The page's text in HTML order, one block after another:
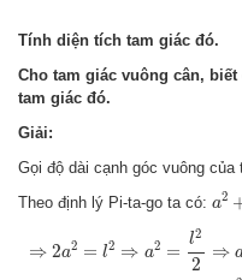
Tính diện tích tam giác đó.
Cho tam giác vuông cân,
tam giác đó.
Giải:
Gọi độ dài cạnh góc vuông
Theo định lý Pi-ta-go ta có: a2
2
⇒ 2a2 = l2 ⇒ a2 =
l2
2
⇒
=l2